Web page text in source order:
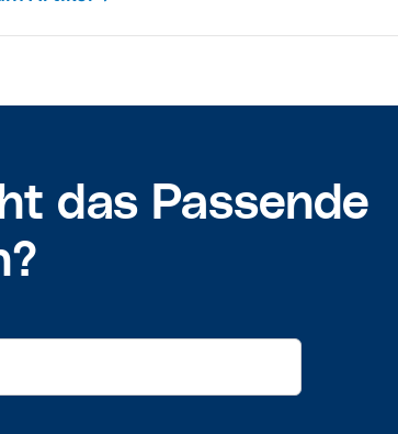
das Passende